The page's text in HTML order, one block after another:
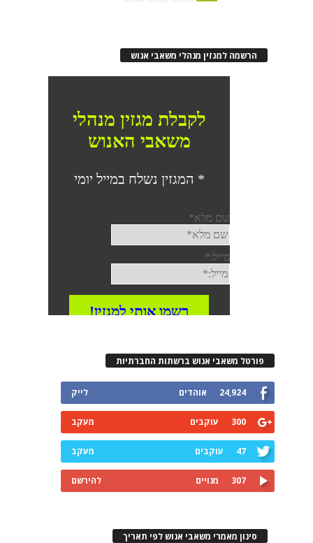
הרשמה למגזין מנהלי משאבי אנוש
פורטל משאבי אנוש ברשתות החברתיות
24,924 אוהדים לייק
300 עוקבים מעקב
47 עוקבים מעקב
307 מנויים להירשם
סינון מאמרי משאבי אנוש לפי תאריך